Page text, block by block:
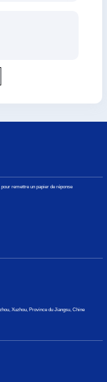
remettre un papier de réponse
Xuzhou, Province du Jiangsu, Chine